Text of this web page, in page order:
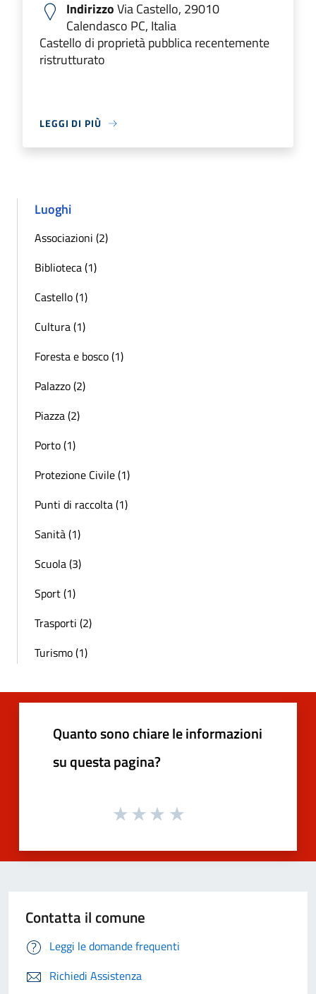
IndirizzoVia Castello, 29010
Calendasco PC, Italia
Castello di proprietà pubblica recentemente
ristrutturato
LEGGI DI PIÙ
Luoghi
Associazioni (2)
Biblioteca (1)
Castello (1)
Cultura (1)
Foresta e bosco (1)
Palazzo (2)
Piazza (2)
Porto (1)
Protezione Civile (1)
Punti di raccolta (1)
Sanità (1)
Scuola (3)
Sport (1)
Trasporti (2)
Turismo (1)
Quanto sono chiare le informazioni
su questa pagina?
Contatta il comune
Leggi le domande frequenti
Richiedi Assistenza